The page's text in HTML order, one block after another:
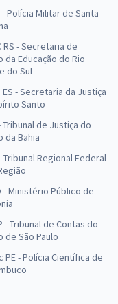
- Polícia Militar de Santa
RS - Secretaria de
da Educação do Rio
do Sul
ES - Secretaria da Justiça
Santo
Tribunal de Justiça do
da Bahia
Tribunal Regional Federal
- Ministério Público de
- Tribunal de Contas do
de São Paulo
PE - Polícia Científica de